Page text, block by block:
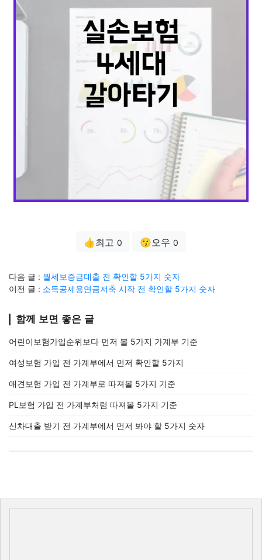
👍최고 0 😗오우 0
다음 글 : 월세보증금대출 전 확인할 5가지 숫자
이전 글 : 소득공제용연금저축 시작 전 확인할 5가지 숫자
함께 보면 좋은 글
어린이보험가입순위보다 먼저 볼 5가지 가계부 기준
여성보험 가입 전 가계부에서 먼저 확인할 5가지
애견보험 가입 전 가계부로 따져볼 5가지 기준
PL보험 가입 전 가계부처럼 따져볼 5가지 기준
신차대출 받기 전 가계부에서 먼저 봐야 할 5가지 숫자